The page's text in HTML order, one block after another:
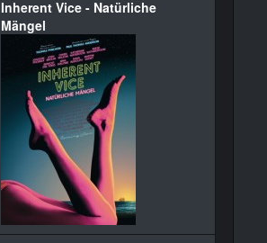
Inherent Vice - Natürliche
Mängel